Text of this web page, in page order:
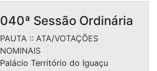
040ª Sessão Ordinária
PAUTA :: ATA/VOTAÇÕES
NOMINAIS
Palácio Território do Iguaçu